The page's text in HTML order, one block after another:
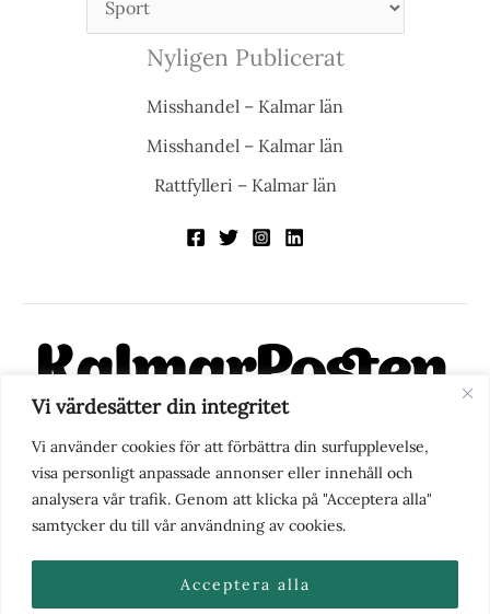
Vi värdesätter din integritet
Vi använder cookies för att förbättra din surfupplevelse,
visa personligt anpassade annonser eller innehåll och
analysera vår trafik. Genom att klicka på "Acceptera alla"
samtycker du till vår användning av cookies.
Acceptera alla
Nyligen Publicerat
Misshandel – Kalmar län
Misshandel – Kalmar län
Rattfylleri – Kalmar län
KalmarPosten är en modern lokalnyhetstidning på nätet. Med
fokus på Kalmarregionen, men också med blick för det större
perspektivet, vill vi vara din självklara kanal för nyheter,
berättelser och engagemang. KalmarPosten grundades 1988 och
fick nya ägare 2025.